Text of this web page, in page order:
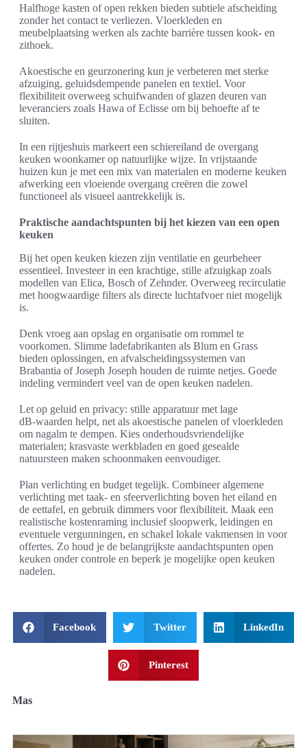
Halfhoge kasten of open rekken bieden subtiele afscheiding
zonder het contact te verliezen. Vloerkleden en
meubelplaatsing werken als zachte barrière tussen kook- en
zithoek.
Akoestische en geurzonering kun je verbeteren met sterke
afzuiging, geluidsdempende panelen en textiel. Voor
flexibiliteit overweeg schuifwanden of glazen deuren van
leveranciers zoals Hawa of Eclisse om bij behoefte af te
sluiten.
In een rijtjeshuis markeert een schiereiland de overgang
keuken woonkamer op natuurlijke wijze. In vrijstaande
huizen kun je met een mix van materialen en moderne keuken
afwerking een vloeiende overgang creëren die zowel
functioneel als visueel aantrekkelijk is.
Praktische aandachtspunten bij het kiezen van een open
keuken
Bij het open keuken kiezen zijn ventilatie en geurbeheer
essentieel. Investeer in een krachtige, stille afzuigkap zoals
modellen van Elica, Bosch of Zehnder. Overweeg recirculatie
met hoogwaardige filters als directe luchtafvoer niet mogelijk
is.
Denk vroeg aan opslag en organisatie om rommel te
voorkomen. Slimme ladefabrikanten als Blum en Grass
bieden oplossingen, en afvalscheidingssystemen van
Brabantia of Joseph Joseph houden de ruimte netjes. Goede
indeling vermindert veel van de open keuken nadelen.
Let op geluid en privacy: stille apparatuur met lage
dB‑waarden helpt, net als akoestische panelen of vloerkleden
om nagalm te dempen. Kies onderhoudsvriendelijke
materialen; krasvaste werkbladen en goed gesealde
natuursteen maken schoonmaken eenvoudiger.
Plan verlichting en budget tegelijk. Combineer algemene
verlichting met taak- en sfeerverlichting boven het eiland en
de eettafel, en gebruik dimmers voor flexibiliteit. Maak een
realistische kostenraming inclusief sloopwerk, leidingen en
eventuele vergunningen, en schakel lokale vakmensen in voor
offertes. Zo houd je de belangrijkste aandachtspunten open
keuken onder controle en beperk je mogelijke open keuken
nadelen.
Facebook Twitter LinkedIn
Pinterest
Mas